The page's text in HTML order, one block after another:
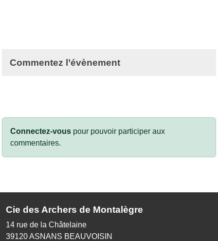
Commentez l’évènement
Connectez-vous pour pouvoir participer aux
commentaires.
Cie des Archers de Montalègre
14 rue de la Châtelaine
39120ASNANS BEAUVOISIN